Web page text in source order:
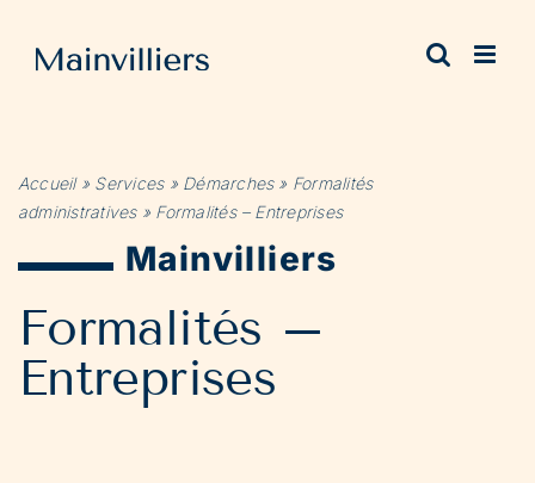
contenu
Accueil» Services» Démarches» Formalités
administratives» Formalités – Entreprises
Mainvilliers
Formalités –
Entreprises